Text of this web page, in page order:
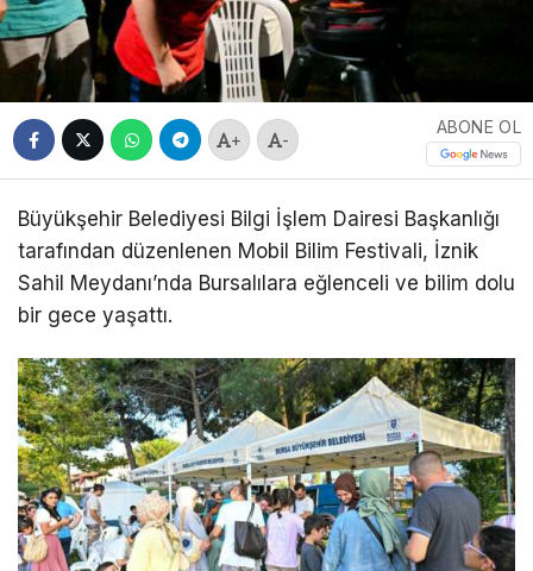
+ -
ABONE OL
Büyükşehir Belediyesi Bilgi İşlem Dairesi Başkanlığı
tarafından düzenlenen Mobil Bilim Festivali, İznik
Sahil Meydanı’nda Bursalılara eğlenceli ve bilim dolu
bir gece yaşattı.